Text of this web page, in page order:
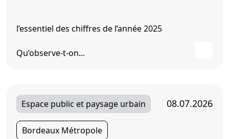
l’essentiel des chiffres de l’année 2025
Qu’observe-t-on...
Espace public et paysage urbain 08.07.2026
Bordeaux Métropole